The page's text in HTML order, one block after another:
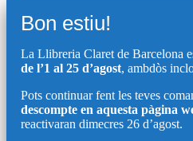
Bon estiu!
La Llibreria Claret de Barcelona
de l’1 al 25 d’agost, ambdòs
Pots continuar fent les teves
descompte en aquesta pàgina
reactivaran dimecres 26 d’agost.